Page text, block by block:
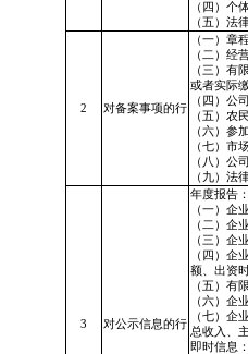
（四）个
（五）法
2 对备案事项的行
（一）章
（二）经
（三）有
或者实际
（四）公
（五）农
（六）参
（七）市
（八）公
（九）法
3 对公示信息的行
年度报告：
（一）企
（二）企
（三）企
（四）企
额、出资
（五）有
（六）企
（七）企
总收入、
即时信息：